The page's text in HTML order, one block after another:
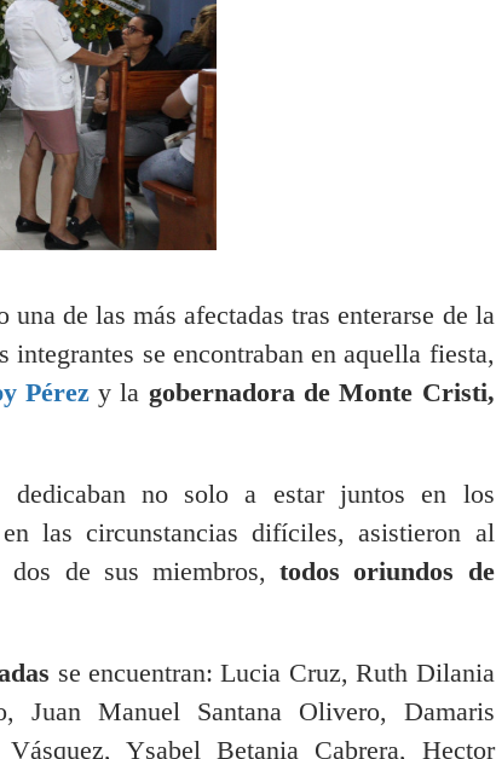
una de las más afectadas tras enterarse de la
se encontraban en aquella fiesta,
Pérezy la gobernadora de Monte Cristi,
dedicaban no solo a estar juntos en los
las circunstancias difíciles, asistieron al
dos de sus miembros,todos oriundos de
se encuentran: Lucia Cruz, Ruth Dilania
Manuel Santana Olivero, Damaris
Ysabel Betania Cabrera, Hector